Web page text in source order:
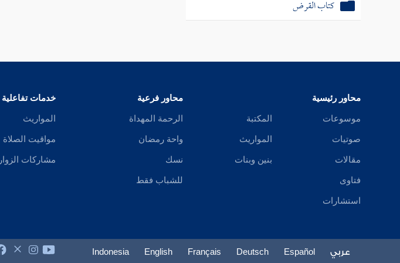
كتاب القرض
محاور رئيسية
موسوعات
صوتيات
مقالات
فتاوى
استشارات
المكتبة
المواريث
بنين وبنات
محاور فرعية
الرحمة المهداة
واحة رمضان
نسك
للشباب فقط
خدمات تفاعلية
المواريث
مواقيت الصلاة
مشاركات الزوار
عربي Español
Deutsch
Français
English
Indonesia